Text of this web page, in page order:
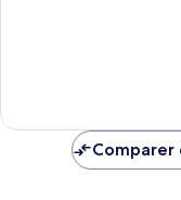
Comparer